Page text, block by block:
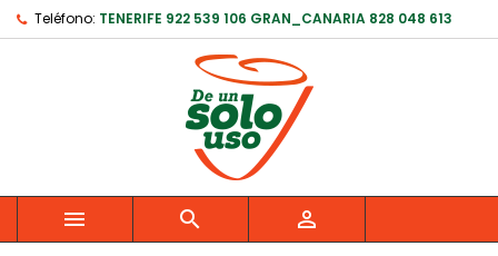
Teléfono: TENERIFE 922 539 106 GRAN_CANARIA 828 048 613
  